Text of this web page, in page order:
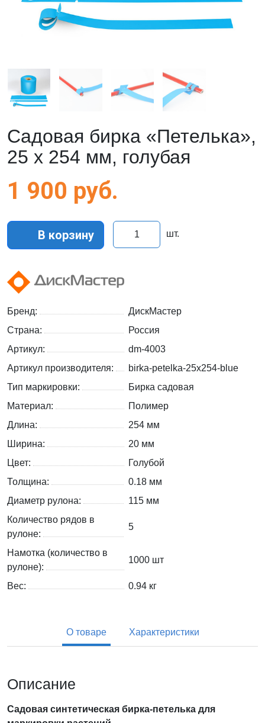
Садовая бирка «Петелька»,
25 х 254 мм, голубая
1 900 руб.
В корзину шт.
Бренд:
ДискМастер
Страна:
Россия
Артикул:
dm-4003
Артикул производителя:
birka-petelka-25x254-blue
Тип маркировки:
Бирка садовая
Материал:
Полимер
Длина:
254 мм
Ширина:
20 мм
Цвет:
Голубой
Толщина:
0.18 мм
Диаметр рулона:
115 мм
Количество рядов в
рулоне:
5
Намотка (количество в
рулоне):
1000 шт
Вес: 0.94 кг
О товаре Характеристики
Описание
Садовая синтетическая бирка-петелька для